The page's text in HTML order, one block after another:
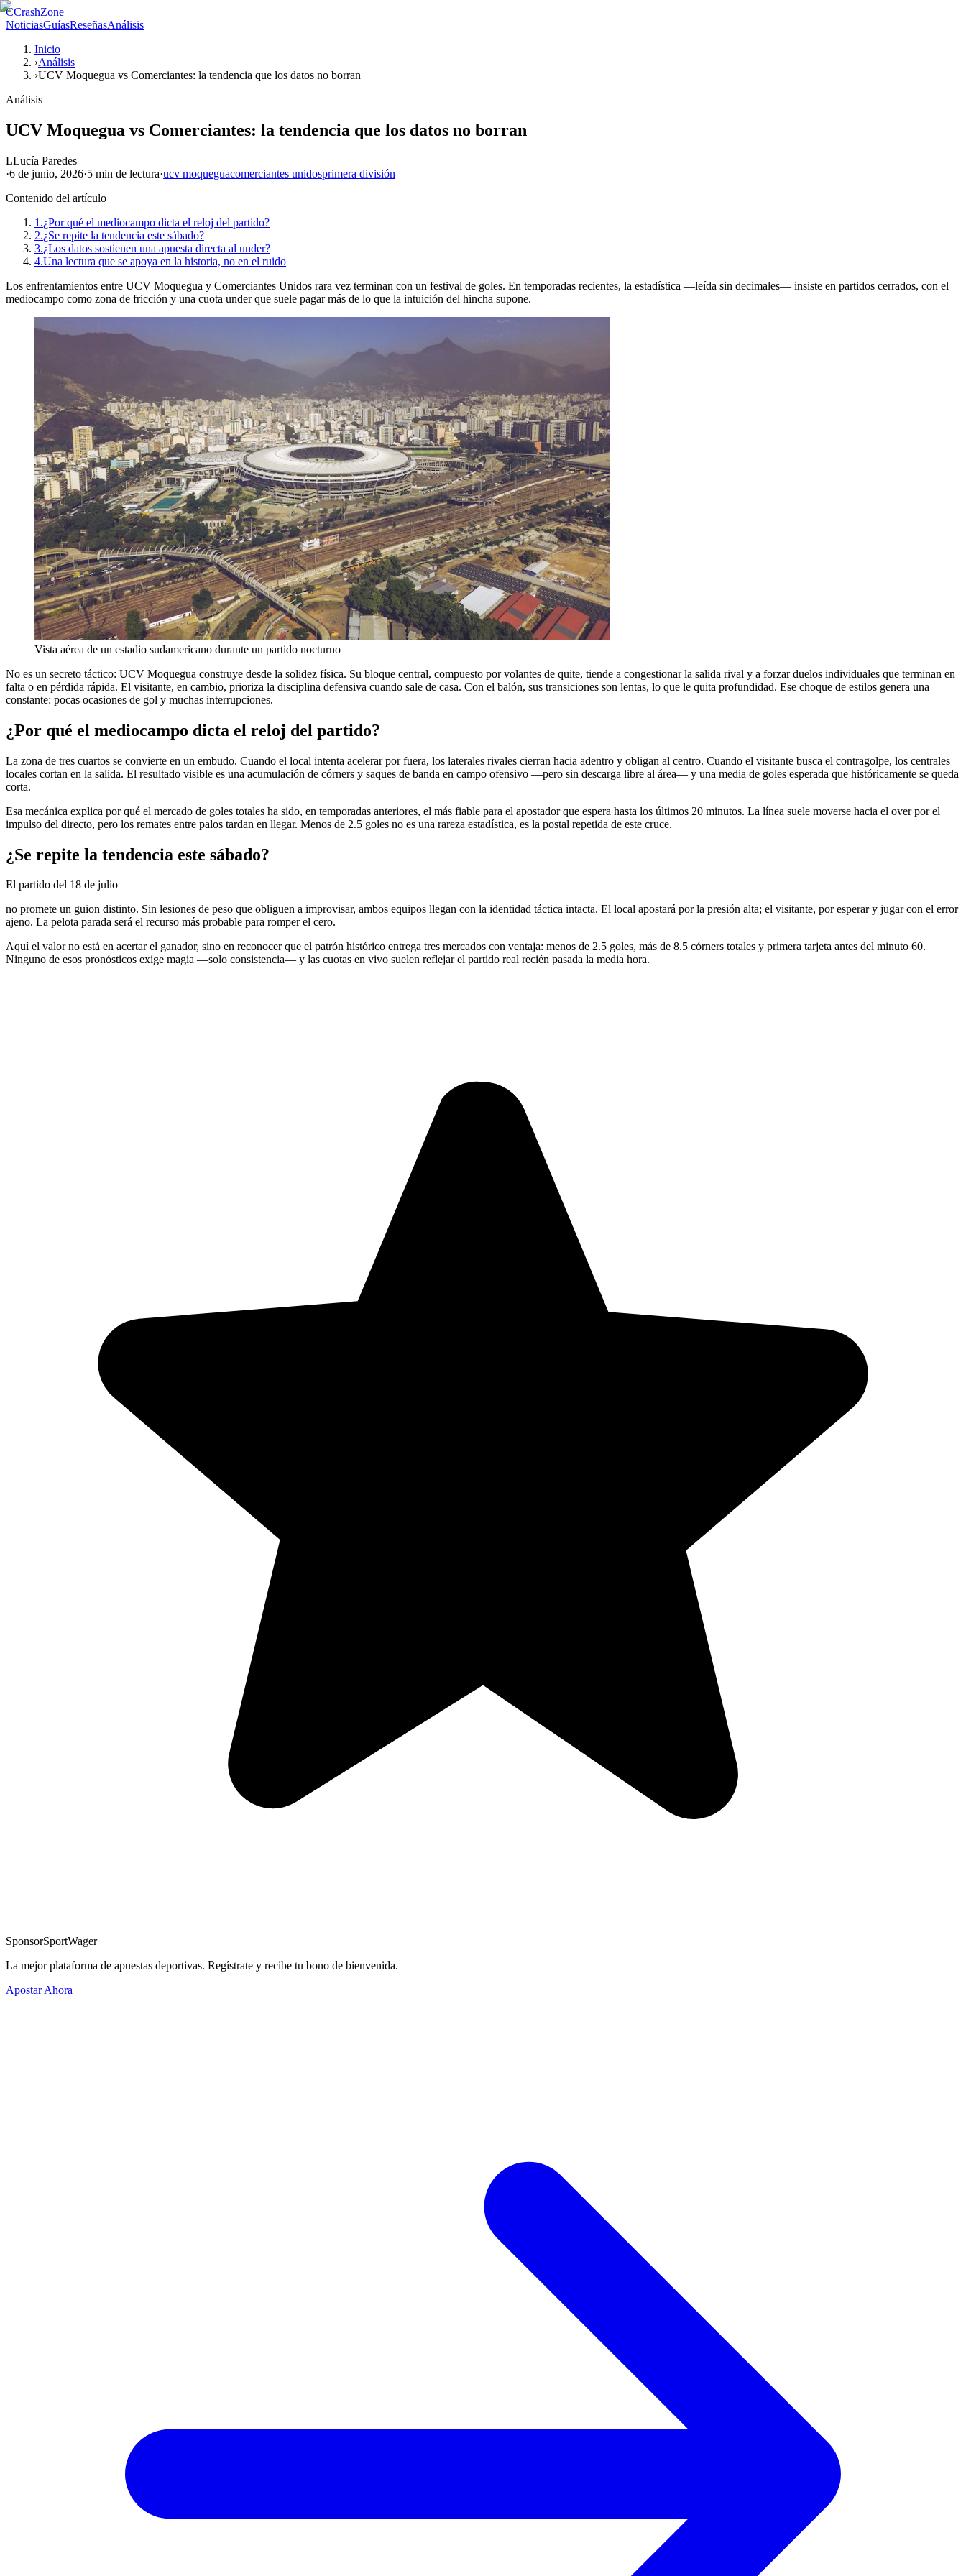
CCrashZone
NoticiasGuíasReseñasAnálisis
Inicio
›Análisis
›UCV Moquegua vs Comerciantes: la tendencia que los datos no borran
Análisis
UCV Moquegua vs Comerciantes: la tendencia que los datos no borran
LLucía Paredes
·6 de junio, 2026·5 min de lectura·ucv moqueguacomerciantes unidosprimera división
Contenido del artículo
1.¿Por qué el mediocampo dicta el reloj del partido?
2.¿Se repite la tendencia este sábado?
3.¿Los datos sostienen una apuesta directa al under?
4.Una lectura que se apoya en la historia, no en el ruido
Los enfrentamientos entre UCV Moquegua y Comerciantes Unidos rara vez terminan con un festival de goles. En temporadas recientes, la estadística —leída sin decimales— insiste en partidos cerrados, con el
mediocampo como zona de fricción y una cuota under que suele pagar más de lo que la intuición del hincha supone.
Vista aérea de un estadio sudamericano durante un partido nocturno
No es un secreto táctico: UCV Moquegua construye desde la solidez física. Su bloque central, compuesto por volantes de quite, tiende a congestionar la salida rival y a forzar duelos individuales que terminan en
falta o en pérdida rápida. El visitante, en cambio, prioriza la disciplina defensiva cuando sale de casa. Con el balón, sus transiciones son lentas, lo que le quita profundidad. Ese choque de estilos genera una
constante: pocas ocasiones de gol y muchas interrupciones.
¿Por qué el mediocampo dicta el reloj del partido?
La zona de tres cuartos se convierte en un embudo. Cuando el local intenta acelerar por fuera, los laterales rivales cierran hacia adentro y obligan al centro. Cuando el visitante busca el contragolpe, los centrales
locales cortan en la salida. El resultado visible es una acumulación de córners y saques de banda en campo ofensivo —pero sin descarga libre al área— y una media de goles esperada que históricamente se queda
corta.
Esa mecánica explica por qué el mercado de goles totales ha sido, en temporadas anteriores, el más fiable para el apostador que espera hasta los últimos 20 minutos. La línea suele moverse hacia el over por el
impulso del directo, pero los remates entre palos tardan en llegar. Menos de 2.5 goles no es una rareza estadística, es la postal repetida de este cruce.
¿Se repite la tendencia este sábado?
El partido del 18 de julio
no promete un guion distinto. Sin lesiones de peso que obliguen a improvisar, ambos equipos llegan con la identidad táctica intacta. El local apostará por la presión alta; el visitante, por esperar y jugar con el error
ajeno. La pelota parada será el recurso más probable para romper el cero.
Aquí el valor no está en acertar el ganador, sino en reconocer que el patrón histórico entrega tres mercados con ventaja: menos de 2.5 goles, más de 8.5 córners totales y primera tarjeta antes del minuto 60.
Ninguno de esos pronósticos exige magia —solo consistencia— y las cuotas en vivo suelen reflejar el partido real recién pasada la media hora.
SponsorSportWager
La mejor plataforma de apuestas deportivas. Regístrate y recibe tu bono de bienvenida.
Apostar Ahora